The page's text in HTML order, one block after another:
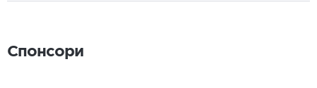
Спонсори